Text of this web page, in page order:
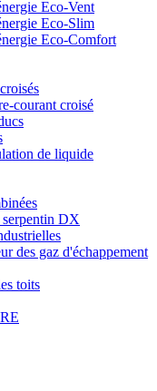
Eco-Vent
Eco-Slim
Eco-Comfort
courant croisé
de liquide
serpentin DX
des gaz d'échappement
toits